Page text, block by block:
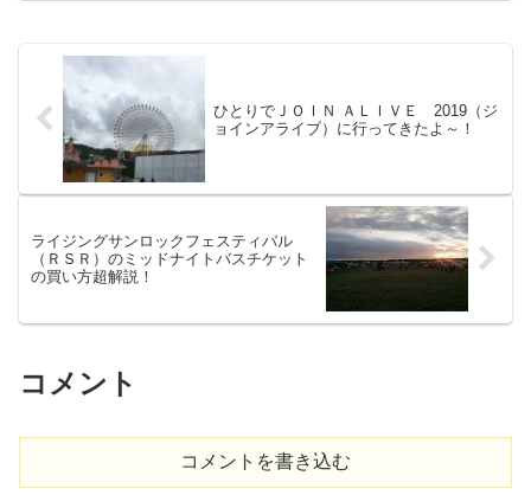
ひとりでＪＯＩＮ ＡＬＩＶＥ 2019（ジ
ョインアライブ）に行ってきたよ～！
ライジングサンロックフェスティバル
（ＲＳＲ）のミッドナイトバスチケット
の買い方超解説！
コメント
コメントを書き込む